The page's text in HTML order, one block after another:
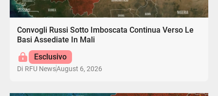
Convogli Russi Sotto Imboscata Continua Verso Le
Basi Assediate In Mali
Esclusivo
Di RFU NewsAugust 6, 2026